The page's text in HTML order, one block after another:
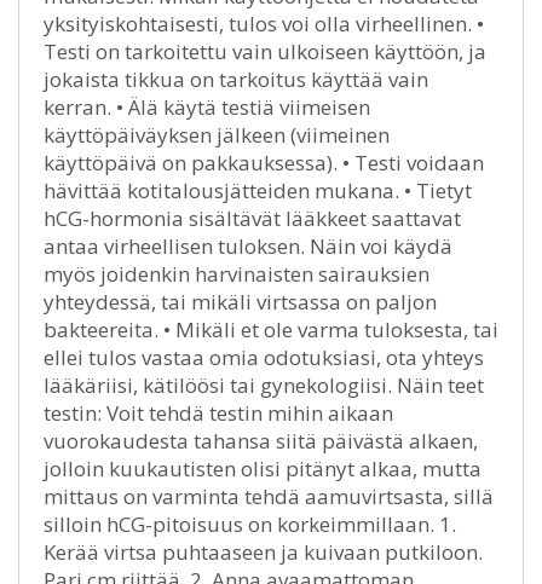
yksityiskohtaisesti, tulos voi olla virheellinen. •
Testi on tarkoitettu vain ulkoiseen käyttöön, ja
jokaista tikkua on tarkoitus käyttää vain
kerran. • Älä käytä testiä viimeisen
käyttöpäiväyksen jälkeen (viimeinen
käyttöpäivä on pakkauksessa). • Testi voidaan
hävittää kotitalousjätteiden mukana. • Tietyt
hCG-hormonia sisältävät lääkkeet saattavat
antaa virheellisen tuloksen. Näin voi käydä
myös joidenkin harvinaisten sairauksien
yhteydessä, tai mikäli virtsassa on paljon
bakteereita. • Mikäli et ole varma tuloksesta, tai
ellei tulos vastaa omia odotuksiasi, ota yhteys
lääkäriisi, kätilöösi tai gynekologiisi. Näin teet
testin: Voit tehdä testin mihin aikaan
vuorokaudesta tahansa siitä päivästä alkaen,
jolloin kuukautisten olisi pitänyt alkaa, mutta
mittaus on varminta tehdä aamuvirtsasta, sillä
silloin hCG-pitoisuus on korkeimmillaan. 1.
Kerää virtsa puhtaaseen ja kuivaan putkiloon.